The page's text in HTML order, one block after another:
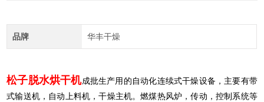
品牌 华丰干燥
松子脱水烘干机成批生产用的自动化连续式干燥设备，主要有带
式输送机，自动上料机，干燥主机。燃煤热风炉，传动，控制系统等